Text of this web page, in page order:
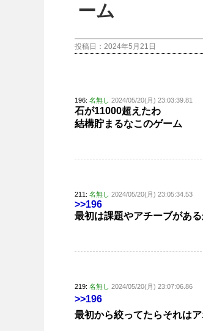
ーム
投稿日： 2024年5月21日
196: 名無し 2024/05/20(月) 23:03:39.81
石が11000超えたわ
結構貯まるなこのゲーム
211: 名無し 2024/05/20(月) 23:05:34.53
>>196
最初は課題やアチーブがあ
219: 名無し 2024/05/20(月) 23:07:06.86
>>196
最初から絞ってたらそれは